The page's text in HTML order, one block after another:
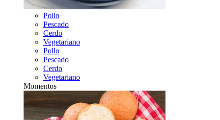
Pollo
Pescado
Cerdo
Vegetariano
Pollo
Pescado
Cerdo
Vegetariano
Momentos